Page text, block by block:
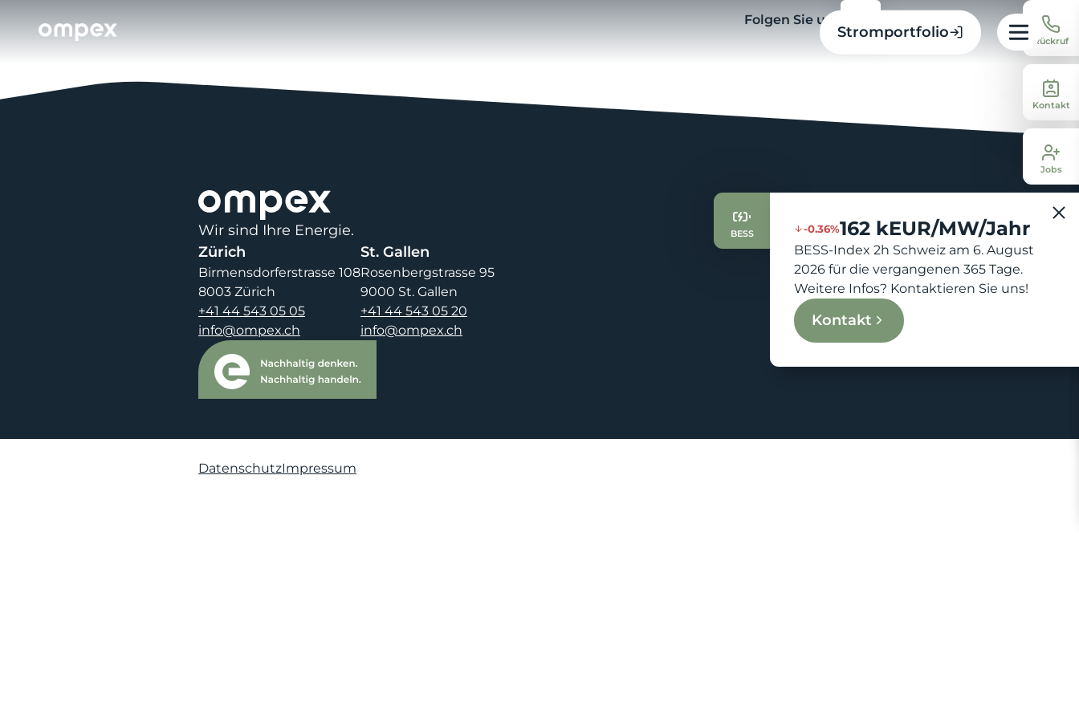
Stromportfolio Rückruf
Kontakt
Jobs
BESS -0.36%162 kEUR/MW/Jahr
BESS-Index 2h Schweiz am 6. August
2026 für die vergangenen 365 Tage.
Weitere Infos? Kontaktieren Sie uns!
Kontakt
Folgen Sie uns
Wir sind Ihre Energie.
Zürich
Birmensdorferstrasse 108
8003 Zürich
+41 44 543 05 05
info@ompex.ch
St. Gallen
Rosenbergstrasse 95
9000 St. Gallen
+41 44 543 05 20
info@ompex.ch
DatenschutzImpressum